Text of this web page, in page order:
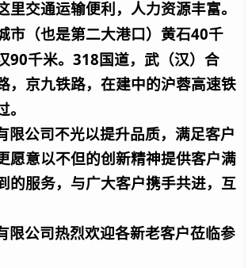
里交通运输便利，人力资源丰富。
市（也是第二大港口）黄石40千
90千米。 318 国道，武（汉）合
，京九铁路，在建中的沪蓉高速铁
。
限公司不光以提升品质，满足客户
愿意以不但的创新精神提供客户满
的服务，与广大客户携手共进，互
限公司热烈欢迎各新老客户莅临参